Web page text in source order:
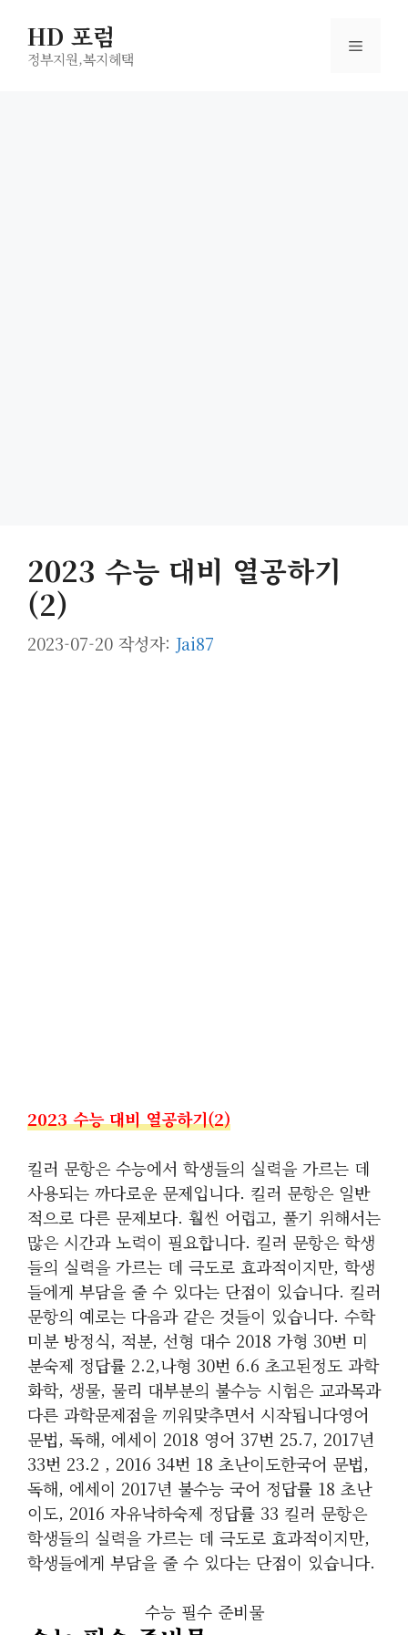
HD 포럼
정부지원,복지헤택
메
2023 수능 대비 열공하기
(2)
2023-07-20 작성자: Jai87
2023 수능 대비 열공하기(2)
킬러 문항은 수능에서 학생들의 실력을 가르는 데
사용되는 까다로운 문제입니다. 킬러 문항은 일반
적으로 다른 문제보다. 훨씬 어렵고, 풀기 위해서는
많은 시간과 노력이 필요합니다. 킬러 문항은 학생
들의 실력을 가르는 데 극도로 효과적이지만, 학생
들에게 부담을 줄 수 있다는 단점이 있습니다. 킬러
문항의 예로는 다음과 같은 것들이 있습니다. 수학
미분 방정식, 적분, 선형 대수 2018 가형 30번 미
분숙제 정답률 2.2,나형 30번 6.6 초고된정도 과학
화학, 생물, 물리 대부분의 불수능 시험은 교과목과
다른 과학문제점을 끼워맞추면서 시작됩니다영어
문법, 독해, 에세이 2018 영어 37번 25.7, 2017년
33번 23.2 , 2016 34번 18 초난이도한국어 문법,
독해, 에세이 2017년 불수능 국어 정답률 18 초난
이도, 2016 자유낙하숙제 정답률 33 킬러 문항은
학생들의 실력을 가르는 데 극도로 효과적이지만,
학생들에게 부담을 줄 수 있다는 단점이 있습니다.
수능 필수 준비물